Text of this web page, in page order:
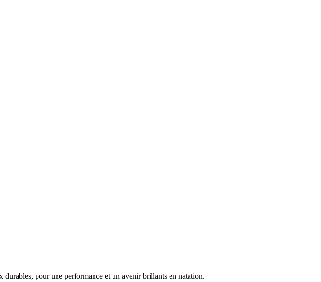
pour une performance et un avenir brillants en natation.